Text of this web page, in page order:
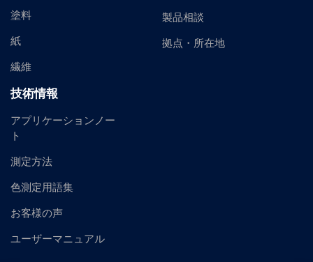
塗料
紙
繊維
技術情報
アプリケーションノー
ト
測定方法
色測定用語集
お客様の声
ユーザーマニュアル
製品相談
拠点・所在地